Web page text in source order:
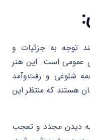
توجه به جزئیات و
عمومی است. این هنر
شلوغی و رفت‌وآمد
هستند که منتظر این
به دیدن مجدد و تعجب